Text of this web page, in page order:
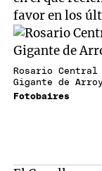
favor en los
Rosario
Gigante de
Fotobaires